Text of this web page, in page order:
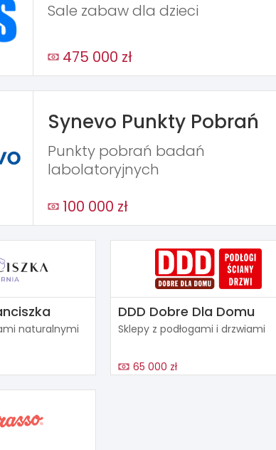
Sale zabaw dla dzieci
475 000 zł
Synevo Punkty Pobrań
Punkty pobrań badań
labolatoryjnych
100 000 zł
naturalnymi
DDD Dobre Dla Domu
Sklepy z podłogami i drzwiami
65 000 zł